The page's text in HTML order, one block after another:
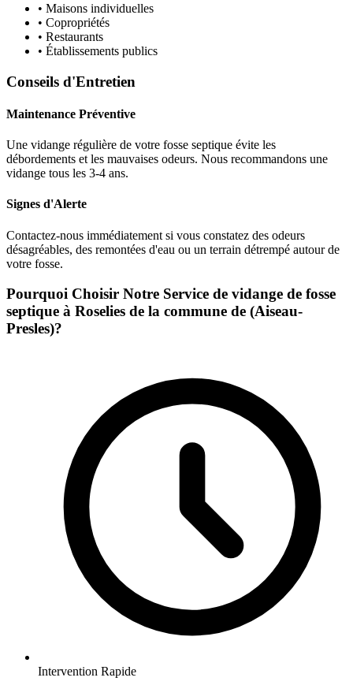
• Maisons individuelles
• Copropriétés
• Restaurants
• Établissements publics
Conseils d'Entretien
Maintenance Préventive
Une vidange régulière de votre fosse septique évite les
débordements et les mauvaises odeurs. Nous recommandons une
vidange tous les 3-4 ans.
Signes d'Alerte
Contactez-nous immédiatement si vous constatez des odeurs
désagréables, des remontées d'eau ou un terrain détrempé autour de
votre fosse.
Pourquoi Choisir Notre Service de vidange de fosse
septique à Roselies de la commune de (Aiseau-
Presles)?
Intervention Rapide